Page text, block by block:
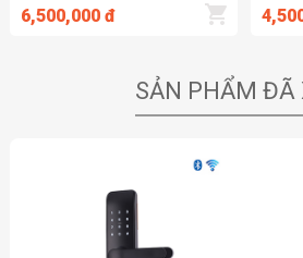
6,500,000 đ
SẢN PHẨM ĐÃ